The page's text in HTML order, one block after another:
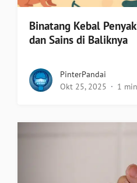
Binatang Kebal
dan Sains di Baliknya
PinterPandai
Okt 25, 2025
1